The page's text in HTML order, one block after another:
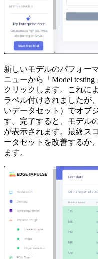
新しいモデルのパフォー
ニューから「Model
クリックします。これに
ラベル付けされましたが
いデータセット）でオブ
す。完了すると、モデル
が表示されます。最終ス
ータセットを改善するか
ます。